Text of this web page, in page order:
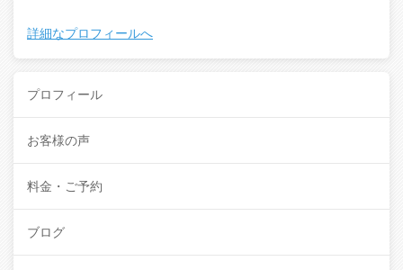
詳細なプロフィールへ
プロフィール
お客様の声
料金・ご予約
ブログ